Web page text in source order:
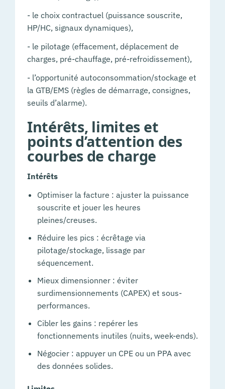
- le choix contractuel (puissance souscrite,
HP/HC, signaux dynamiques),
- le pilotage (effacement, déplacement de
charges, pré-chauffage, pré-refroidissement),
- l’opportunité autoconsommation/stockage et
la GTB/EMS (règles de démarrage, consignes,
seuils d’alarme).
Intérêts, limites et
points d’attention des
courbes de charge
Intérêts
Optimiser la facture : ajuster la puissance
souscrite et jouer les heures
pleines/creuses.
Réduire les pics : écrêtage via
pilotage/stockage, lissage par
séquencement.
Mieux dimensionner : éviter
surdimensionnements (CAPEX) et sous-
performances.
Cibler les gains : repérer les
fonctionnements inutiles (nuits, week-ends).
Négocier : appuyer un CPE ou un PPA avec
des données solides.